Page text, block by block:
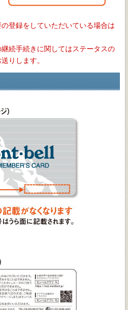
登録をしていただいている場合は
続手続きに関してはステータスの
りします。